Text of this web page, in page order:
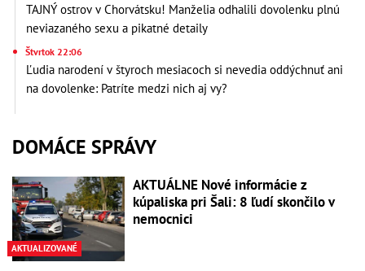
TAJNÝ ostrov v Chorvátsku! Manželia odhalili dovolenku plnú
neviazaného sexu a pikatné detaily
Štvrtok 22:06
Ľudia narodení v štyroch mesiacoch si nevedia oddýchnuť ani
na dovolenke: Patríte medzi nich aj vy?
DOMÁCE SPRÁVY
AKTUALIZOVANÉ
AKTUÁLNE Nové informácie z
kúpaliska pri Šali: 8 ľudí skončilo v
nemocnici